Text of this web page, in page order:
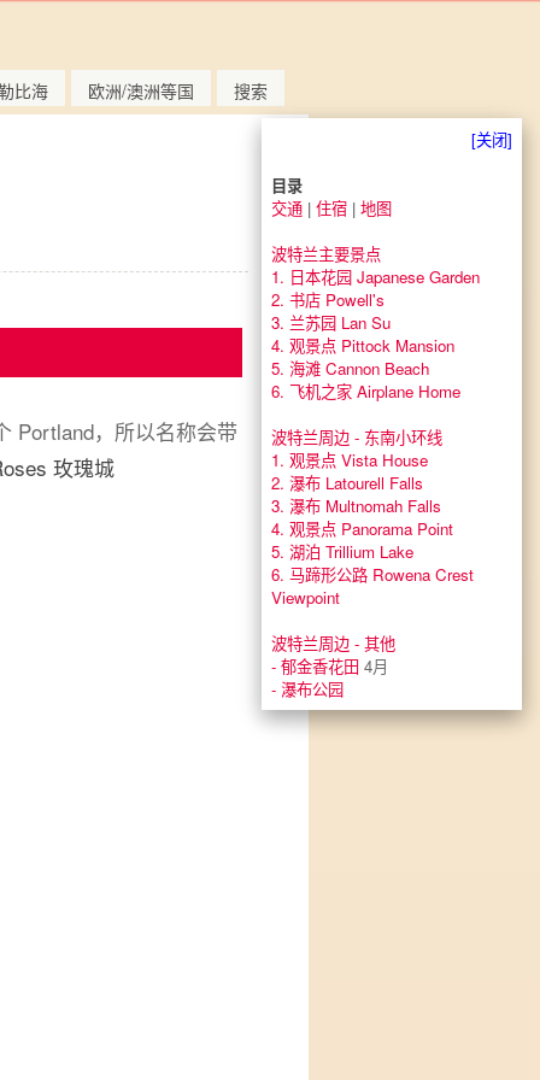
比海 欧洲/澳洲等国 搜索
Portland，所以名称会带
玫瑰城
[关闭]
目录
交通 | 住宿 | 地图
波特兰主要景点
1. 日本花园 Japanese Garden
2. 书店 Powell's
3. 兰苏园 Lan Su
4. 观景点 Pittock Mansion
5. 海滩 Cannon Beach
6. 飞机之家 Airplane Home
波特兰周边 - 东南小环线
1. 观景点 Vista House
2. 瀑布 Latourell Falls
3. 瀑布 Multnomah Falls
4. 观景点 Panorama Point
5. 湖泊 Trillium Lake
6. 马蹄形公路 Rowena Crest
Viewpoint
波特兰周边 - 其他
- 郁金香花田 4月
- 瀑布公园